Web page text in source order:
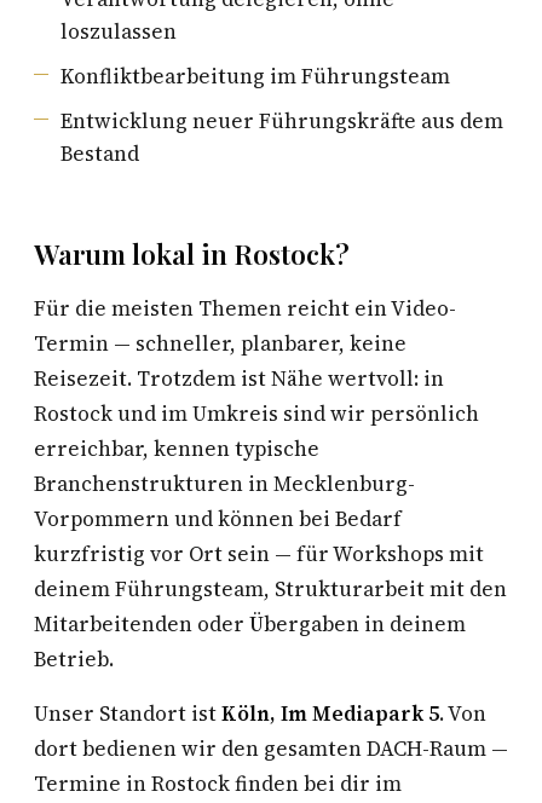
loszulassen
Konfliktbearbeitung im Führungsteam
Entwicklung neuer Führungskräfte aus dem
Bestand
Warum lokal in Rostock?
Für die meisten Themen reicht ein Video-
Termin — schneller, planbarer, keine
Reisezeit. Trotzdem ist Nähe wertvoll: in
Rostock und im Umkreis sind wir persönlich
erreichbar, kennen typische
Branchenstrukturen in Mecklenburg-
Vorpommern und können bei Bedarf
kurzfristig vor Ort sein — für Workshops mit
deinem Führungsteam, Strukturarbeit mit den
Mitarbeitenden oder Übergaben in deinem
Betrieb.
Unser Standort istKöln, Im Mediapark 5. Von
dort bedienen wir den gesamten DACH-Raum —
Termine in Rostock finden bei dir im